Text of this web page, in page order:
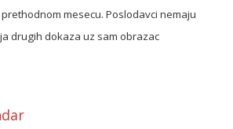
mesecu. Poslodavci nemaju
drugih dokaza uz sam obrazac